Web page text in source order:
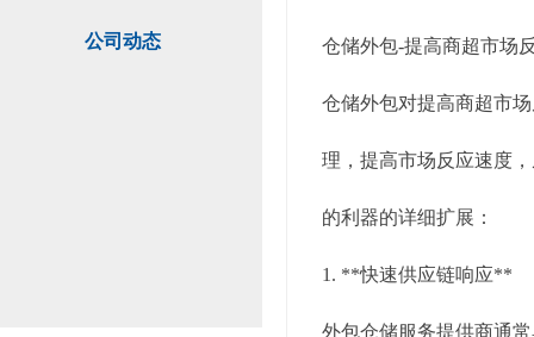
公司动态 仓储外包-提高商超市场
仓储外包对提高商超市
理，提高市场反应速度
的利器的详细扩展：
1. **快速供应链响应**
外包仓储服务提供商通